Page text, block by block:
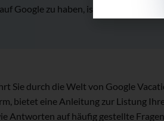
Google zu haben, ist ein effektiver
Sie durch die Welt von Google
bietet eine Anleitung zur Listung
Antworten auf häufig gestellte